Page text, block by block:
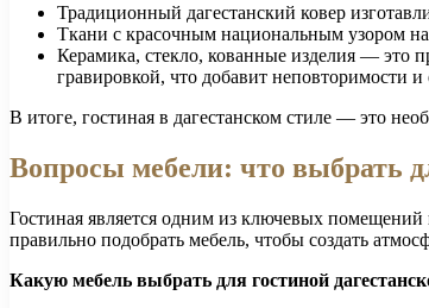
Традиционный дагестанский ковер
Ткани с красочным национальным узором на
Керамика, стекло, кованные изделия — это
гравировкой, что добавит неповторимости
В итоге, гостиная в дагестанском стиле — это
Вопросы мебели: что выбрать
Гостиная является одним из ключевых помещений
правильно подобрать мебель, чтобы создать
Какую мебель выбрать для гостиной